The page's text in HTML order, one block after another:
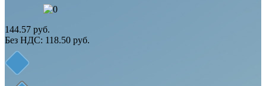
144.57 руб.
Без НДС: 118.50 руб.